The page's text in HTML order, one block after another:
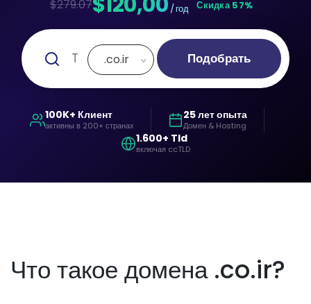
$279.07 / год Скидка 57%
.co.ir Подобрать
100K+ Клиент
активны в 200+ странах
25 лет опыта
Домен & Hosting
1.600+ Tld
включая ccTLD
Что такое домена .co.ir?